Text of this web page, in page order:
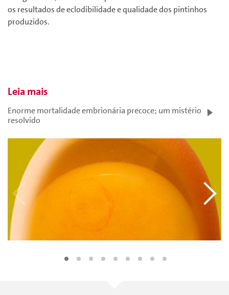
os resultados de eclodibilidade e qualidade dos pintinhos
produzidos.
Leia mais
Enorme mortalidade embrionária precoce; um mistério
resolvido